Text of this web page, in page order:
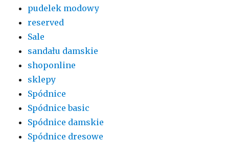
pudelek modowy
reserved
Sale
sandału damskie
shoponline
sklepy
Spódnice
Spódnice basic
Spódnice damskie
Spódnice dresowe